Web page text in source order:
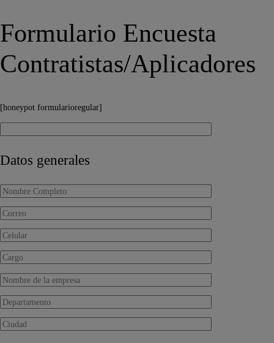
Formulario Encuesta
Contratistas/Aplicadores
[honeypot formularioregular]
Datos generales